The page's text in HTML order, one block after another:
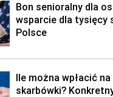
Bon senioralny dla
wsparcie dla tysięcy
Polsce
Ile można wpłacić
skarbówki?